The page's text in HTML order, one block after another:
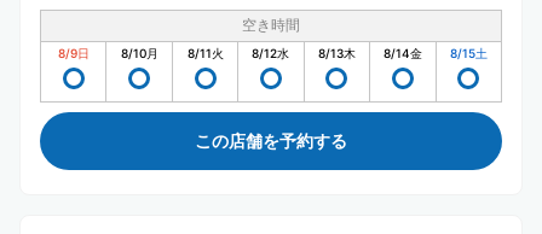
空き時間
8/9日 8/10月 8/11火 8/12水 8/13木 8/14金 8/15土
この店舗を予約する